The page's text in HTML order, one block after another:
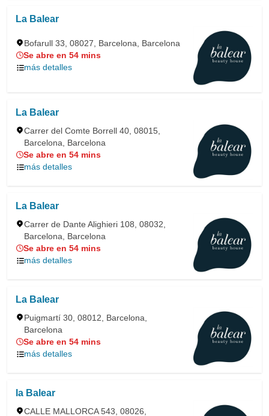
La Balear
Bofarull 33, 08027, Barcelona, Barcelona
Se abre en 54 mins
más detalles
La Balear
Carrer del Comte Borrell 40, 08015,
Barcelona, Barcelona
Se abre en 54 mins
más detalles
La Balear
Carrer de Dante Alighieri 108, 08032,
Barcelona, Barcelona
Se abre en 54 mins
más detalles
La Balear
Puigmartí 30, 08012, Barcelona,
Barcelona
Se abre en 54 mins
más detalles
la Balear
CALLE MALLORCA 543, 08026,